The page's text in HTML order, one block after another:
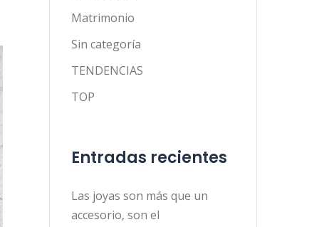
Matrimonio
Sin categoría
TENDENCIAS
TOP
Entradas recientes
Las joyas son más que un
accesorio, son el